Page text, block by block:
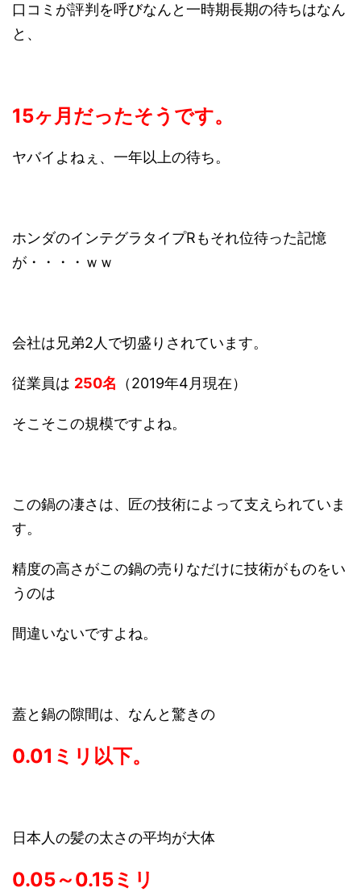
口コミが評判を呼びなんと一時期長期の待ちはなん
と、
15ヶ月だったそうです。
ヤバイよねぇ、一年以上の待ち。
ホンダのインテグラタイプRもそれ位待った記憶
が・・・・ｗｗ
会社は兄弟2人で切盛りされています。
従業員は 250名 （2019年4月現在）
そこそこの規模ですよね。
この鍋の凄さは、匠の技術によって支えられていま
す。
精度の高さがこの鍋の売りなだけに技術がものをい
うのは
間違いないですよね。
蓋と鍋の隙間は、なんと驚きの
0.01ミリ以下。
日本人の髪の太さの平均が大体
0.05～0.15ミリ